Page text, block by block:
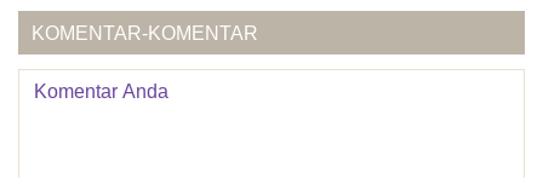
KOMENTAR-KOMENTAR